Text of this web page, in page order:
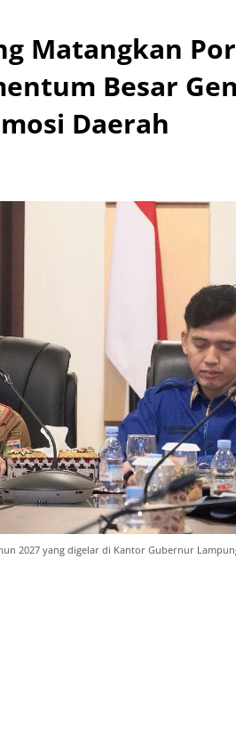
Matangkan
Besar
Daerah
2027 yang digelar di Kantor Gubernur